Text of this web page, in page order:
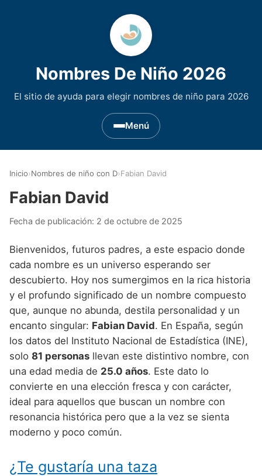
Nombres De Niño 2026
El sitio de ayuda para elegir nombres de niño para 2026
Menú
Nombres de niño que empiezan por D
Nombres de niño que empiezan por E
Nombres de niño que empiezan por F
Nombres de niño que empiezan por G
Nombres de niño que empiezan por H
Nombres de niño que empiezan por I
Nombres de niño que empiezan por J
Nombres de niño que empiezan por K
Nombres de niño que empiezan por L
Nombres de niño que empiezan por M
Nombres de Niño Asturianos
Nombres de Niño Baleares
Nombres de Niño Canarios
Nombres de Niño Cantabros
Nombres de Niño Catalanes
Nombres de Niño Extremeños
Nombres de Niño Gallegos
Nombres de Niño Murcianos
Nombres de Niño Celtas
Nombres de Niño Egipcios
Nombres de Niño Griegos
Nombres de Niño Mitologicos
Nombres de Niño Romanos
Nombres de Niño Vikingos
Nombres de Niño Alemanes
Nombres de Niño Americanos
Nombres de Niño Arabes
Nombres de Niño Chinos
Nombres de Niño Franceses
Nombres de Niño Hispanoamericanos
Nombres de Niño Ingleses
Nombres de Niño Italianos
Nombres de Niño Judíos
Buscar
Inicio›Nombres de niño con D›Fabian David
Fabian David
Fecha de publicación: 2 de octubre de 2025
Bienvenidos, futuros padres, a este espacio donde
cada nombre es un universo esperando ser
descubierto. Hoy nos sumergimos en la rica historia
y el profundo significado de un nombre compuesto
que, aunque no abunda, destila personalidad y un
encanto singular: Fabian David. En España, según
los datos del Instituto Nacional de Estadística (INE),
solo 81 personas llevan este distintivo nombre, con
una edad media de 25.0 años. Este dato lo
convierte en una elección fresca y con carácter,
ideal para aquellos que buscan un nombre con
resonancia histórica pero que a la vez se sienta
moderno y poco común.
¿Te gustaría una taza